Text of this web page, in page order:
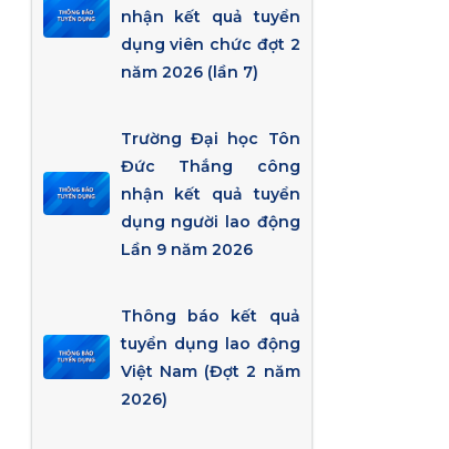
nhận kết quả tuyển
dụng viên chức đợt 2
năm 2026 (lần 7)
Trường Đại học Tôn
Đức Thắng công
nhận kết quả tuyển
dụng người lao động
Lần 9 năm 2026
Thông báo kết quả
tuyển dụng lao động
Việt Nam (Đợt 2 năm
2026)